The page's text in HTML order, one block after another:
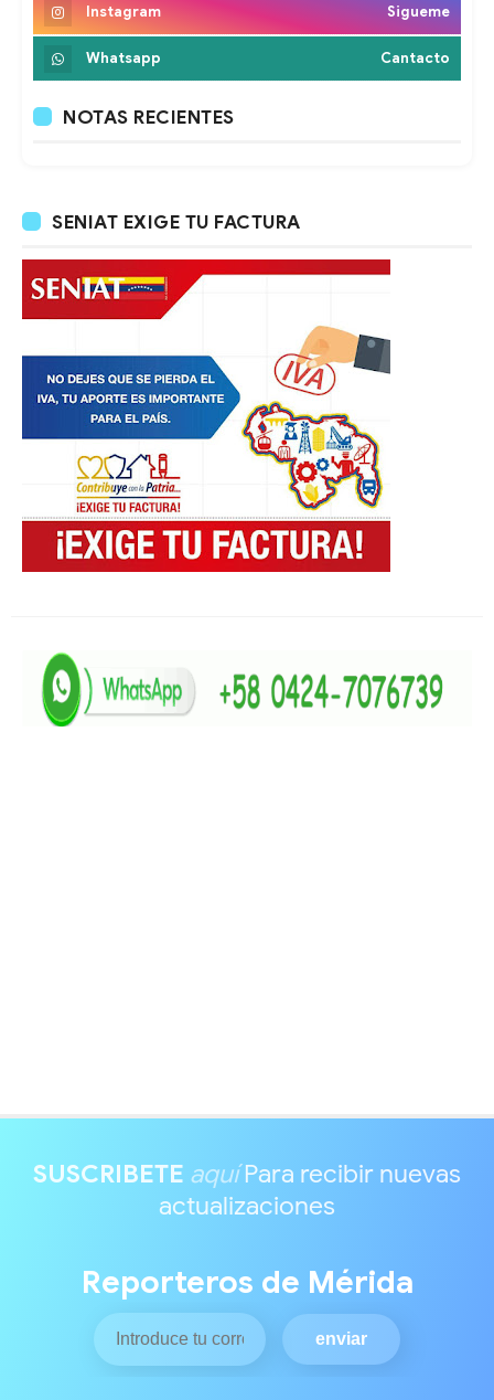
Instagram Sigueme
Whatsapp Cantacto
NOTAS RECIENTES
SENIAT EXIGE TU FACTURA
SUSCRIBETE aquíPara recibir nuevas
actualizaciones
Reporteros de Mérida